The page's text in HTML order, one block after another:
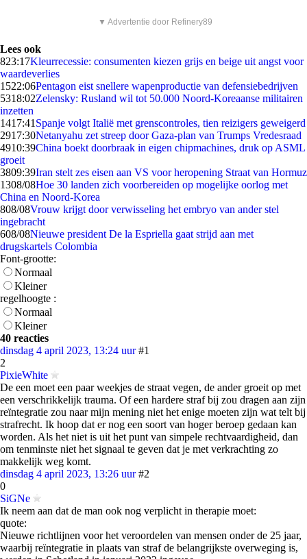
▼ Advertentie door Refinery89
Lees ook
823:17Kleurrecessie: consumenten kiezen grijs en beige uit angst voor
waardeverlies
1522:06Pentagon eist snellere wapenproductie van defensiebedrijven
5318:02Zelensky: Rusland wil tot 50.000 Noord-Koreaanse militairen
inzetten
1417:41 Spanje volgt Italië met grenscontroles, tien reizigers geweigerd
2917:30Netanyahu zet streep door Gaza-plan van Trumps Vredesraad
4910:39China boekt doorbraak in eigen chipmachines, druk op ASML
groeit
3809:39Iran stelt zes eisen aan VS voor heropening Straat van Hormuz
1308/08Hoe 30 landen zich voorbereiden op mogelijke oorlog met
China en Noord-Korea
808/08Vrouw krijgt door verwisseling het embryo van ander stel
ingebracht
608/08Nieuwe president De la Espriella gaat strijd aan met
drugskartels Colombia
Font-grootte:
Normaal
Kleiner
regelhoogte :
Normaal
Kleiner
40 reacties
dinsdag 4 april 2023, 13:24 uur #1
2
PixieWhite
De een moet een paar weekjes de straat vegen, de ander groeit op met
een verschrikkelijk trauma. Of een hardere straf bij zou dragen aan zijn
reïntegratie zou naar mijn mening niet het enige moeten zijn wat telt bij
strafrecht. Ik hoop dat er nog een soort van hoger beroep gedaan kan
worden. Als het niet is uit het punt van simpele rechtvaardigheid, dan
om tenminste niet het signaal te geven dat je met verkrachting zo
makkelijk weg komt.
dinsdag 4 april 2023, 13:26 uur #2
0
SiGNe
Ik neem aan dat de man ook nog verplicht in therapie moet:
quote:
Nieuwe richtlijnen voor het veroordelen van mensen onder de 25 jaar,
waarbij reïntegratie in plaats van straf de belangrijkste overweging is,